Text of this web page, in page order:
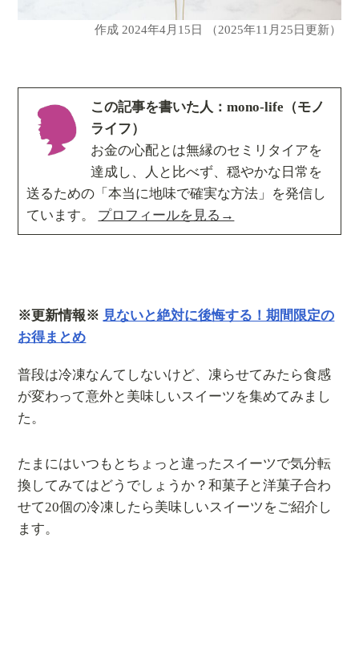
作成2024年4月15日 （2025年11月25日更新）
この記事を書いた人：mono-life（モノ
ライフ）
お金の心配とは無縁のセミリタイアを
達成し、人と比べず、穏やかな日常を
送るための「本当に地味で確実な方法」を発信し
ています。 プロフィールを見る→
※更新情報※ 見ないと絶対に後悔する！期間限定の
お得まとめ
普段は冷凍なんてしないけど、凍らせてみたら食感
が変わって意外と美味しいスイーツを集めてみまし
た。
たまにはいつもとちょっと違ったスイーツで気分転
換してみてはどうでしょうか？和菓子と洋菓子合わ
せて20個の冷凍したら美味しいスイーツをご紹介し
ます。